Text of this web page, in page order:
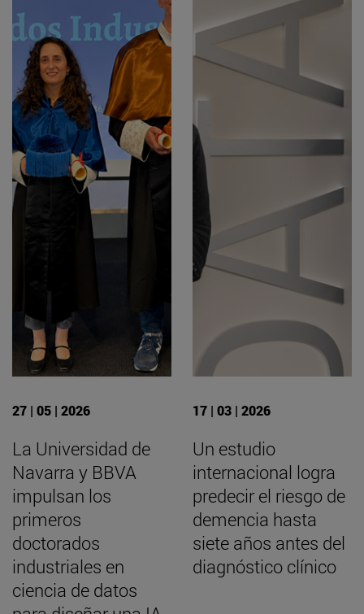
27 | 05 | 2026
La Universidad de
Navarra y BBVA
impulsan los
primeros
doctorados
industriales en
ciencia de datos
17 | 03 | 2026
Un estudio
internacional logra
predecir el riesgo de
demencia hasta
siete años antes del
diagnóstico clínico